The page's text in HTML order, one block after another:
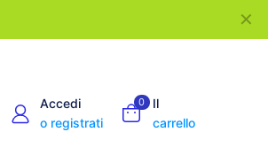
✕
Accedi
o registrati
0
Il
carrello